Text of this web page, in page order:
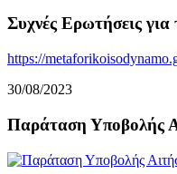
Συχνές Ερωτήσεις
https://
30/08/2023
Παράταση Υποβολής